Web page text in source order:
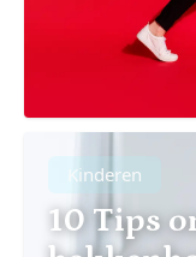
Kinderen
10 Tips